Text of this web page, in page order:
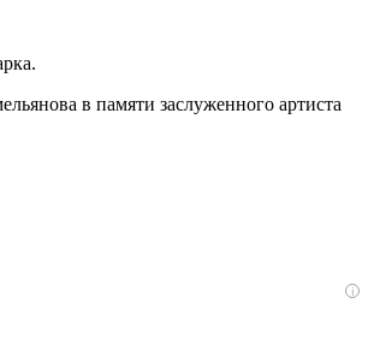
в памяти заслуженного артиста
i